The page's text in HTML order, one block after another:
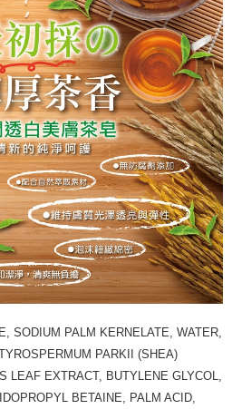
SODIUM PALM KERNELATE, WATER,
PARKII (SHEA)
LEAF EXTRACT, BUTYLENE GLYCOL,
BETAINE, PALM ACID,